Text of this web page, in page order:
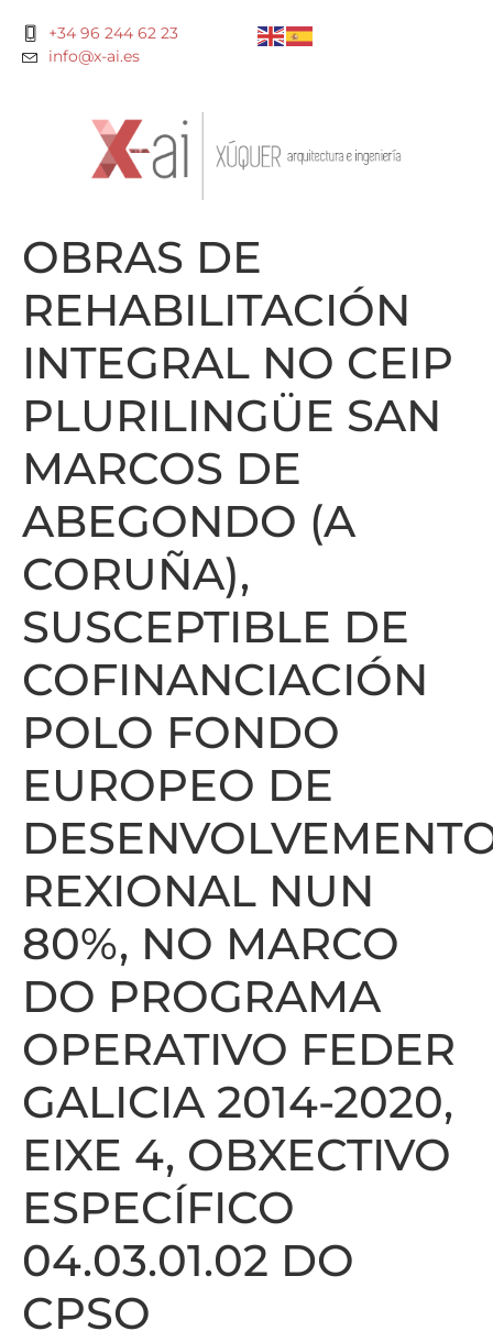
+34 96 244 62 23
info@x-ai.es
OBRAS DE
REHABILITACIÓN
INTEGRAL NO CEIP
PLURILINGÜE SAN
MARCOS DE
ABEGONDO (A
CORUÑA),
SUSCEPTIBLE DE
COFINANCIACIÓN
POLO FONDO
EUROPEO DE
REXIONAL NUN
80%, NO MARCO
DO PROGRAMA
OPERATIVO FEDER
GALICIA 2014-2020,
EIXE 4, OBXECTIVO
ESPECÍFICO
04.03.01.02 DO
CPSO